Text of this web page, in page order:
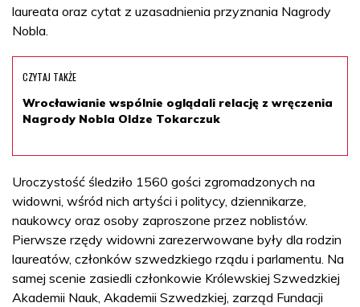
laureata oraz cytat z uzasadnienia przyznania Nagrody
Nobla.
CZYTAJ TAKŻE
Wrocławianie wspólnie oglądali relację z wręczenia
Nagrody Nobla Oldze Tokarczuk
Uroczystość śledziło 1560 gości zgromadzonych na
widowni, wśród nich artyści i politycy, dziennikarze,
naukowcy oraz osoby zaproszone przez noblistów.
Pierwsze rzędy widowni zarezerwowane były dla rodzin
laureatów, członków szwedzkiego rządu i parlamentu. Na
samej scenie zasiedli członkowie Królewskiej Szwedzkiej
Akademii Nauk, Akademii Szwedzkiej, zarząd Fundacji